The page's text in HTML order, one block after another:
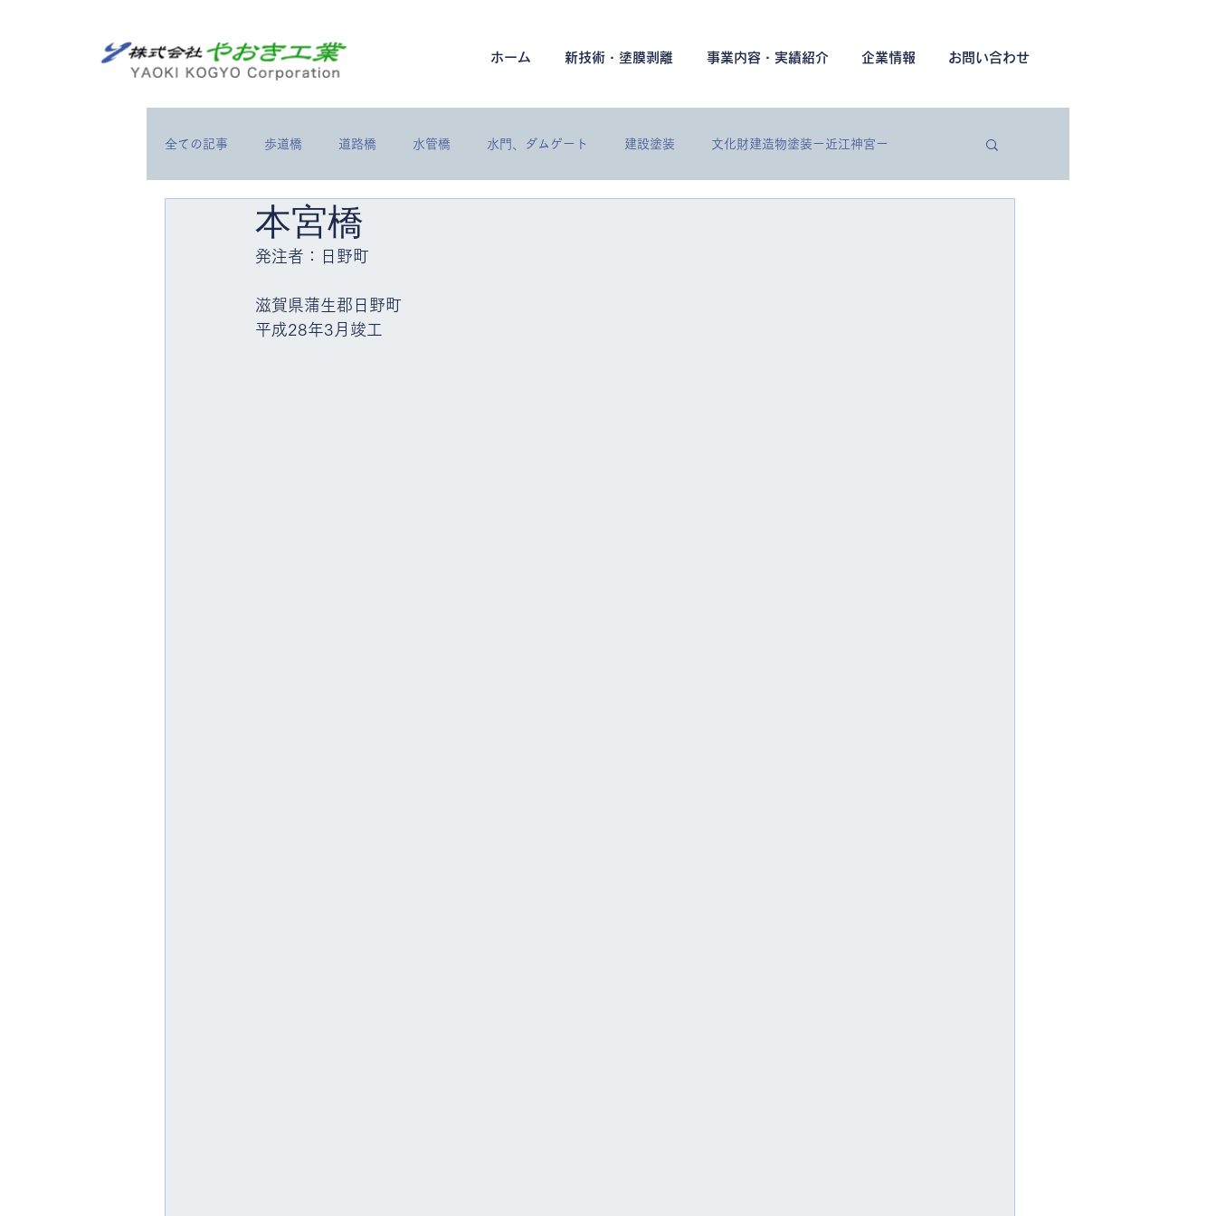
ホーム 新技術・塗膜剥離 事業内容・実績紹介 企業情報 お問い合わせ
全ての記事 歩道橋 道路橋 水管橋 水門、ダムゲート 建設塗装 文化財建造物塗装ー近江神宮ー
交通安全施設 防水工事
本宮橋
発注者：日野町
滋賀県蒲生郡日野町
平成28年3月竣工